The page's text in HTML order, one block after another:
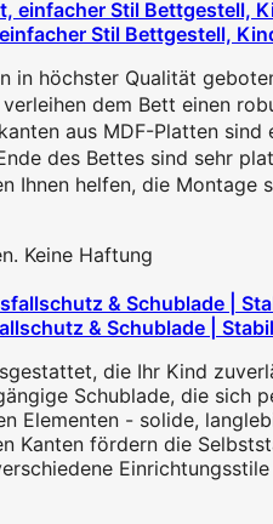
Stil Bettgestell,
in höchster Qualität
dem Bett einen
aus MDF-Platten sind
des Bettes sind sehr
Ihnen helfen, die Montage
Keine Haftung
& Schublade |
die Ihr Kind
Schublade, die sich
Elementen - solide,
Kanten fördern die